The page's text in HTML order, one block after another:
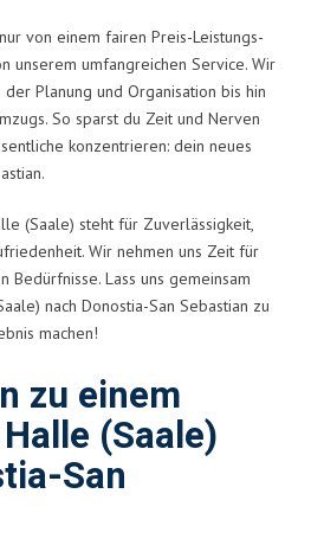
von einem fairen Preis-Leistungs-
unserem umfangreichen Service. Wir
Planung und Organisation bis hin
So sparst du Zeit und Nerven
konzentrieren: dein neues
(Saale) steht für Zuverlässigkeit,
Wir nehmen uns Zeit für
Bedürfnisse. Lass uns gemeinsam
nach Donostia-San Sebastian zu
machen!
zu einem
(Saale)
San